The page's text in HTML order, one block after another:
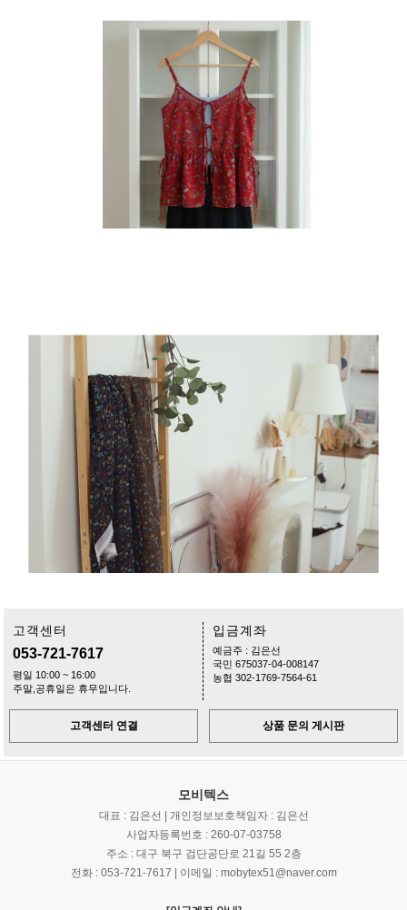
고객센터
053-721-7617
평일 10:00 ~ 16:00
주말,공휴일은 휴무입니다.
입금계좌
예금주 : 김은선
국민 675037-04-008147
농협 302-1769-7564-61
고객센터 연결 상품 문의 게시판
모비텍스
대표 : 김은선 | 개인정보보호책임자 : 김은선
사업자등록번호 : 260-07-03758
주소 : 대구 북구 검단공단로 21길 55 2층
전화 : 053-721-7617 | 이메일 : mobytex51@naver.com